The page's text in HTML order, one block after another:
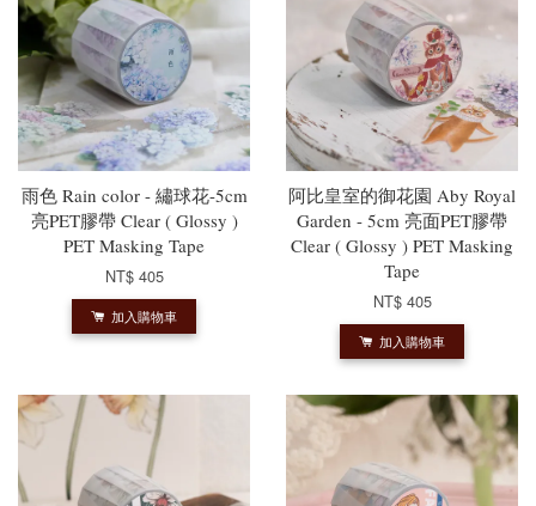
雨色 Rain color - 繡球花-5cm
亮PET膠帶 Clear ( Glossy )
PET Masking Tape
NT$ 405
加入購物車
阿比皇室的御花園 Aby Royal
Garden - 5cm 亮面PET膠帶
Clear ( Glossy ) PET Masking
Tape
NT$ 405
加入購物車